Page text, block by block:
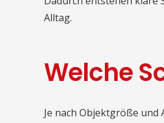
Alltag.
Welche
Je nach Objektgröße